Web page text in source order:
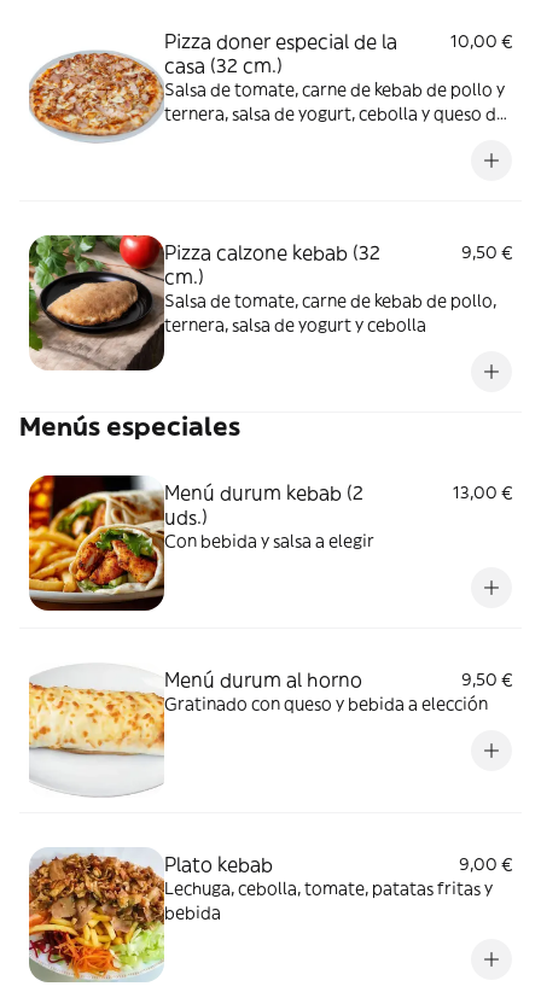
Pizza doner especial de la
casa (32 cm.)
10,00 €
Salsa de tomate, carne de kebab de pollo y
ternera, salsa de yogurt, cebolla y queso de
Pizza calzone kebab (32
cm.)
9,50 €
Salsa de tomate, carne de kebab de pollo,
ternera, salsa de yogurt y cebolla
Menús especiales
Menú durum kebab (2
uds.)
13,00 €
Con bebida y salsa a elegir
Menú durum al horno
9,50 €
Gratinado con queso y bebida a elección
Plato kebab
9,00 €
Lechuga, cebolla, tomate, patatas fritas y
bebida